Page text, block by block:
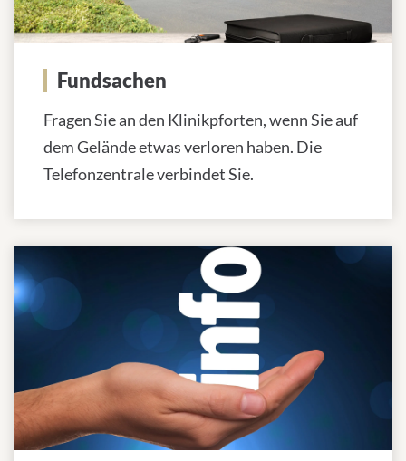
Fundsachen
Fragen Sie an den Klinikpforten, wenn Sie auf
dem Gelände etwas verloren haben. Die
Telefonzentrale verbindet Sie.